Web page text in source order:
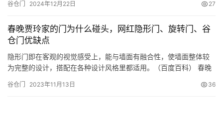
spread from abroad.…
谷仓门 2024年12月22日 27
春晚贾玲家的门为什么碰头，网红隐形门、旋转门、谷
仓门优缺点
隐形门即在客观的视觉感受上，能与墙面有融合性，使墙面整体较
为完整的设计，搭配在各种设计风格里都适用。（百度百科） 春晚
出现的这种门实际上叫做旋转门，通过与墙板配合设计安装可以实
谷仓门 2023年11月13日 36